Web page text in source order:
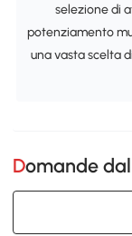
selezione di
potenziamento
una vasta scelta
Domande